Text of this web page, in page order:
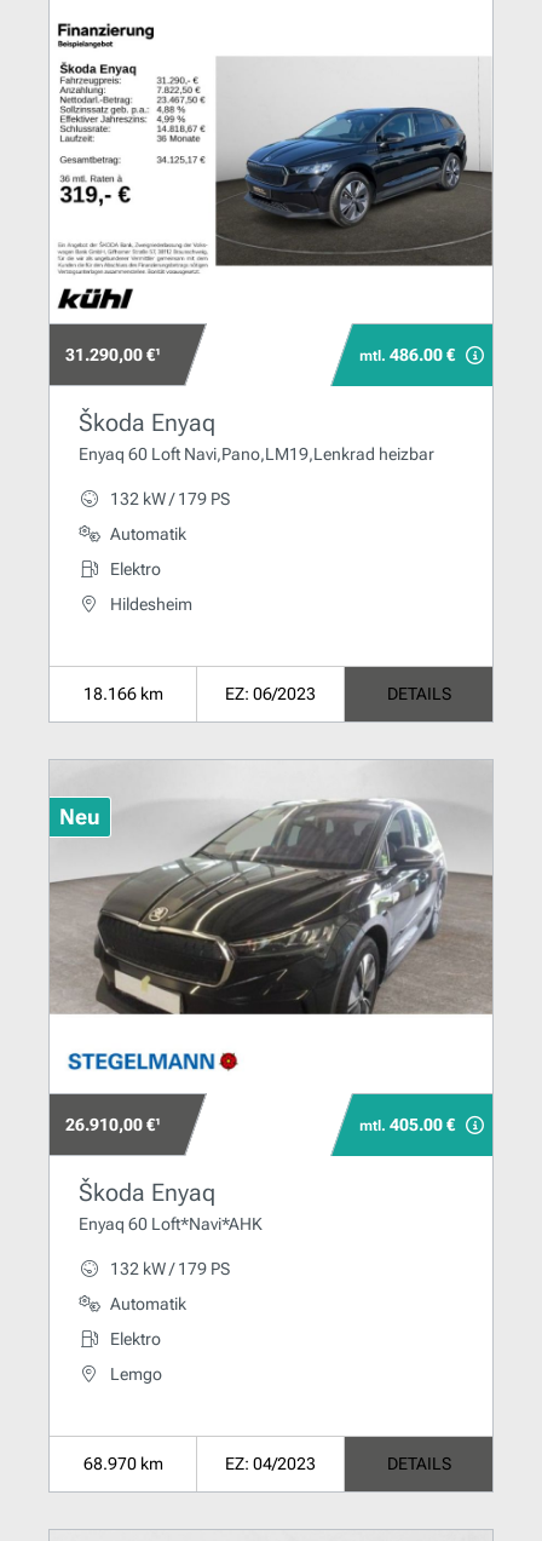
31.290,00 €¹ mtl. 486.00 €
Škoda Enyaq
Enyaq 60 Loft Navi,Pano,LM19,Lenkrad heizbar
132 kW / 179 PS
Automatik
Elektro
Hildesheim
18.166 km EZ: 06/2023 DETAILS
Neu
26.910,00 €¹ mtl. 405.00 €
Škoda Enyaq
Enyaq 60 Loft*Navi*AHK
132 kW / 179 PS
Automatik
Elektro
Lemgo
68.970 km EZ: 04/2023 DETAILS